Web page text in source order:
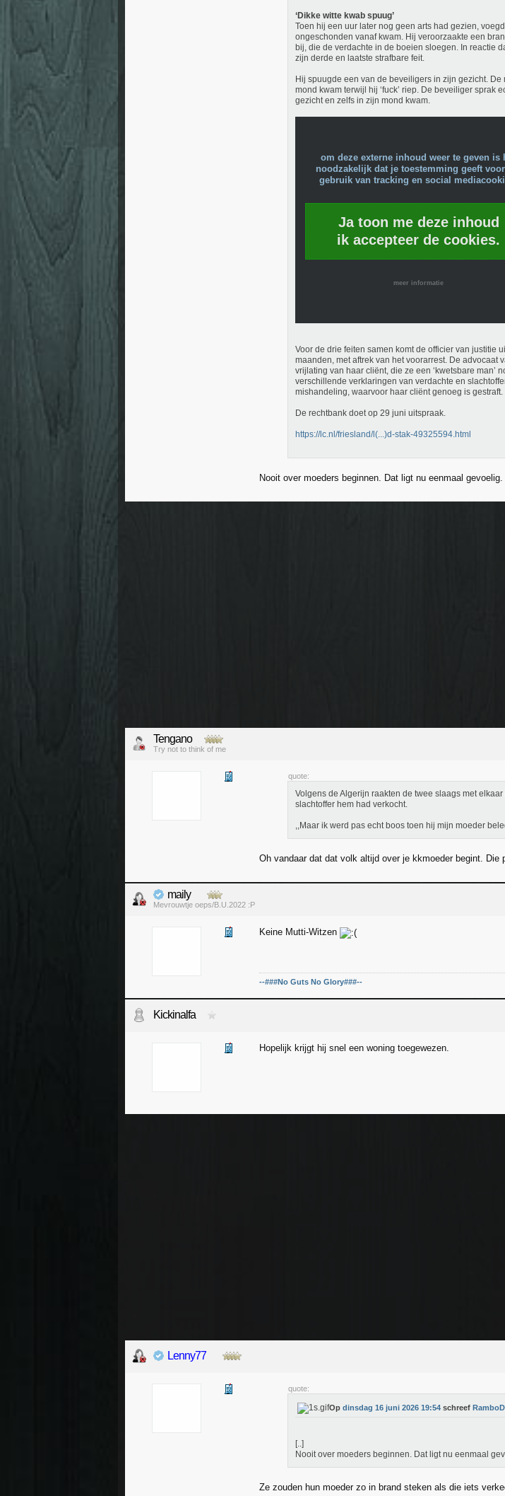
‘Dikke witte kwab spuug’
Toen hij een uur later nog geen arts had gezien,
ongeschonden vanaf kwam. Hij veroorzaakte een
bij, die de verdachte in de boeien sloegen. In reactie
zijn derde en laatste strafbare feit.
Hij spuugde een van de beveiligers in zijn gezicht.
mond kwam terwijl hij ‘fuck’ riep. De beveiliger sprak
gezicht en zelfs in zijn mond kwam.
om deze externe inhoud weer te geven is
noodzakelijk dat je toestemming geeft
gebruik van tracking en social
Ja toon me deze inhoud
ik accepteer de cookies.
meer informatie
Voor de drie feiten samen komt de officier van justitie
maanden, met aftrek van het voorarrest. De
vrijlating van haar cliënt, die ze een ‘kwetsbare man’
verschillende verklaringen van verdachte en
mishandeling, waarvoor haar cliënt genoeg is gestraft.
De rechtbank doet op 29 juni uitspraak.
https://lc.nl/friesland/l(...)d-stak-49325594.html
Nooit over moeders beginnen. Dat ligt nu eenmaal gevoelig.
Tengano
Try not to think of me
quote:
Volgens de Algerijn raakten de twee slaags met
slachtoffer hem had verkocht.
,,Maar ik werd pas echt boos toen hij mijn moeder
Oh vandaar dat dat volk altijd over je kkmoeder begint. Die
maily
Mevrouwtje oeps/B.U.2022 :P
Keine Mutti-Witzen
--###No Guts No Glory###--
Kickinalfa
Hopelijk krijgt hij snel een woning toegewezen.
Lenny77
quote:
Op dinsdag 16 juni 2026 19:54 schreef
[..]
Nooit over moeders beginnen. Dat ligt nu eenmaal
Ze zouden hun moeder zo in brand steken als die iets